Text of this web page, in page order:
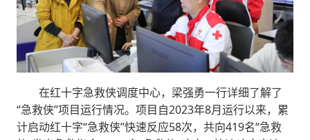
在红十字急救侠调度中心，梁强勇一行详细了解了
“急救侠”项目运行情况。项目自2023年8月运行以来，累
计启动红十字“急救侠”快速反应58次，共向419名“急救